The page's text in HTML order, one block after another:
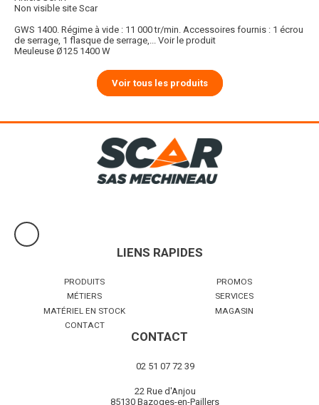
Non visible site Scar
GWS 1400. Régime à vide : 11 000 tr/min. Accessoires fournis : 1 écrou
de serrage, 1 flasque de serrage,... Voir le produit
Meuleuse Ø125 1400 W
Voir tous les produits
LIENS RAPIDES
PRODUITS
PROMOS
MÉTIERS
SERVICES
MATÉRIEL EN STOCK
MAGASIN
CONTACT
CONTACT
02 51 07 72 39
22 Rue d'Anjou
85130 Bazoges-en-Paillers